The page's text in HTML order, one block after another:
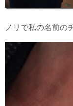
ノリで私の名前の